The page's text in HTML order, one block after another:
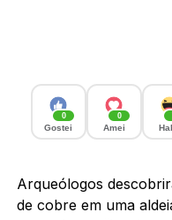
0
Gostei
0
Amei
Arqueólogos
de cobre em uma